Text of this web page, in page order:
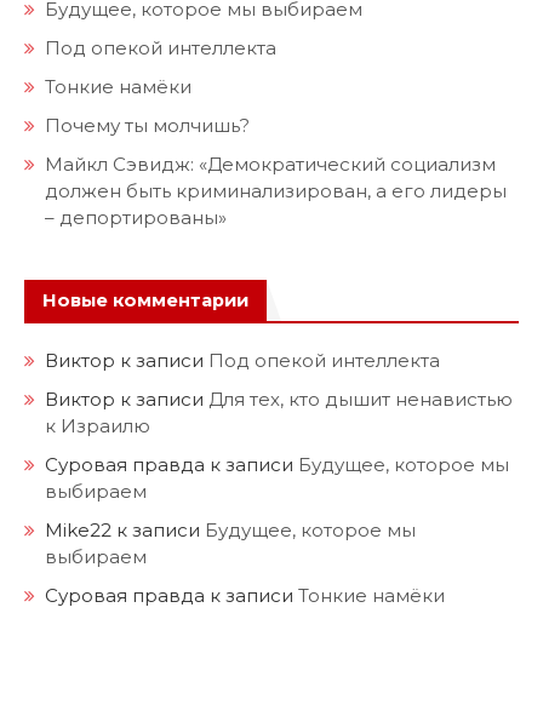
Будущее, которое мы выбираем
Под опекой интеллекта
Тонкие намёки
Почему ты молчишь?
Майкл Сэвидж: «Демократический социализм
должен быть криминализирован, а его лидеры
– депортированы»
Новые комментарии
Виктор к записи Под опекой интеллекта
Виктор к записи Для тех, кто дышит ненавистью
к Израилю
Суровая правда к записи Будущее, которое мы
выбираем
Mike22 к записи Будущее, которое мы
выбираем
Суровая правда к записи Тонкие намёки